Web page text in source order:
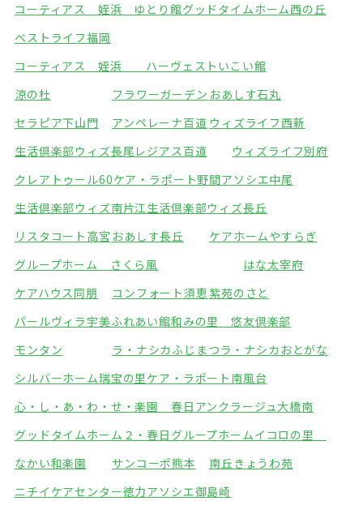
コーティアス 姪浜 ゆとり館グッドタイムホーム西の丘
ベストライフ福岡
コーティアス 姪浜 ハーヴェストいこい館
涼の杜
フラワーガーデン おあしす石丸
セラピア下山門
アンペレーナ百道 ウィズライフ西新
生活倶楽部ウィズ長尾 レジアス百道
ウィズライフ別府
クレアトゥール60ケア・ラポート野間アソシエ中尾
生活倶楽部ウィズ南片江生活倶楽部ウィズ長丘
リスタコート高宮 おあしす長丘
ケアホームやすらぎ
グループホーム さくら風
はな太宰府
ケアハウス同朋
コンフォート須恵 紫苑のさと
パールヴィラ宇美ふれあい館和みの里 悠友倶楽部
モンタン
ラ・ナシカふじまつラ・ナシカおとがな
シルバーホーム瑞宝の里 ケア・ラポート南風台
心・し・あ・わ・せ・楽園 春日 アンクラージュ大橋南
グッドタイムホーム２・春日 グループホームイコロの里
なかい和楽園
サンコーポ熊本
南丘きょうわ苑
ニチイケアセンター徳力アソシエ御島崎